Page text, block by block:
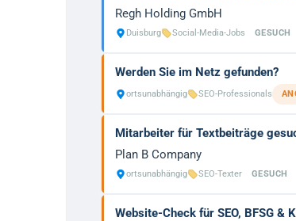
Regh Holding GmbH
Duisburg Social-Media-Jobs GESUCH
Werden Sie im Netz gefunden?
ortsunabhängig SEO-Professionals
Mitarbeiter für Textbeiträge
Plan B Company
ortsunabhängig SEO-Texter GESUCH
Website-Check für SEO, BFSG &